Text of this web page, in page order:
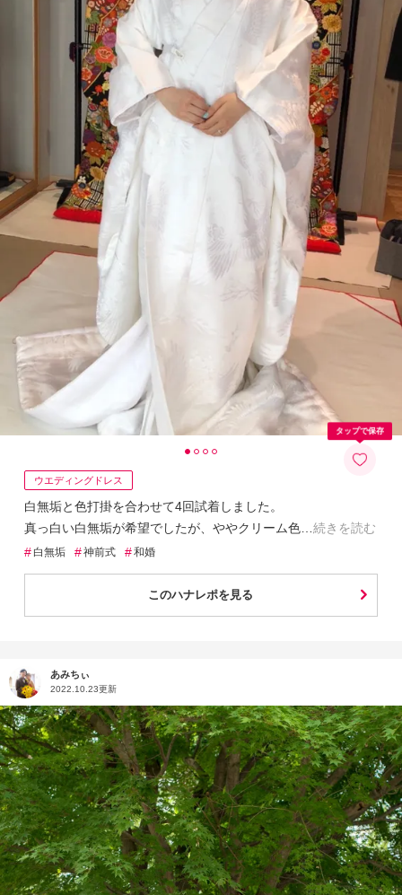
ウエディングドレス
タップで保存
白無垢と色打掛を合わせて4回試着しました。
真っ白い白無垢が希望でしたが、ややクリーム色
続きを読む
# 白無垢 #神前式 #和婚
このハナレポを見る
あみちぃ
2022.10.23更新